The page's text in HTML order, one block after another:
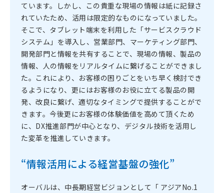
ています。しかし、この貴重な現場の情報は紙に記録さ
れていたため、活用は限定的なものになっていました。
そこで、タブレット端末を利用した「サービスクラウド
システム」を導入し、営業部門、マーケティング部門、
開発部門と情報を共有することで、現場の情報、製品の
情報、人の情報をリアルタイムに繋げることができまし
た。これにより、お客様の困りごとをいち早く検討でき
るようになり、更にはお客様のお役に立てる製品の開
発、改良に繋げ、適切なタイミングで提供することがで
きます。今後更にお客様の体験価値を高めて頂くため
に、DX推進部門が中心となり、デジタル技術を活用し
た変革を推進していきます。
“情報活用による経営基盤の強化”
オーバルは、中長期経営ビジョンとして「 アジアNo.1